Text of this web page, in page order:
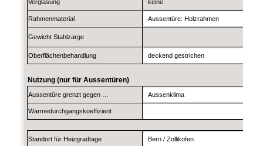
Verglasung
Rahmenmaterial
Gewicht Stahlzarge
Oberflächenbehandlung
Nutzung (nur für Aussentüren)
Aussentüre grenzt gegen …
Wärmedurchgangskoeffizient
Standort für Heizgradtage